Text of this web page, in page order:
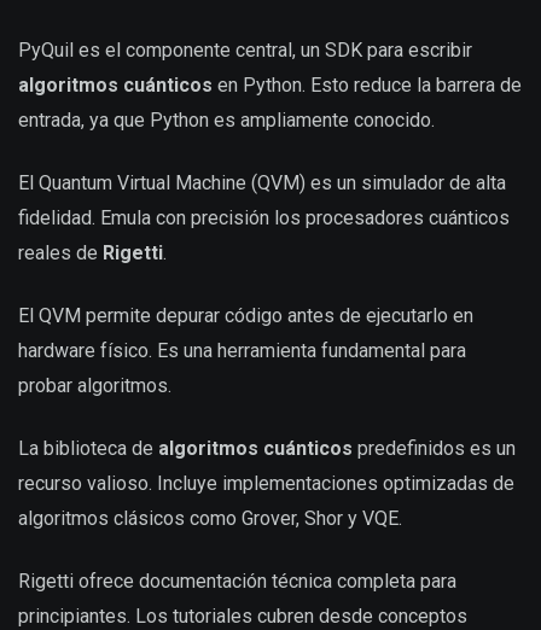
PyQuil es el componente central, un SDK para escribir
algoritmos cuánticos en Python. Esto reduce la barrera de
entrada, ya que Python es ampliamente conocido.
El Quantum Virtual Machine (QVM) es un simulador de alta
fidelidad. Emula con precisión los procesadores cuánticos
reales de Rigetti.
El QVM permite depurar código antes de ejecutarlo en
hardware físico. Es una herramienta fundamental para
probar algoritmos.
La biblioteca de algoritmos cuánticos predefinidos es un
recurso valioso. Incluye implementaciones optimizadas de
algoritmos clásicos como Grover, Shor y VQE.
Rigetti ofrece documentación técnica completa para
principiantes. Los tutoriales cubren desde conceptos